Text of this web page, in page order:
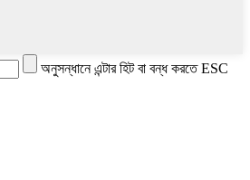
অনুসন্ধানে এন্টার হিট বা বন্ধ করতে ESC